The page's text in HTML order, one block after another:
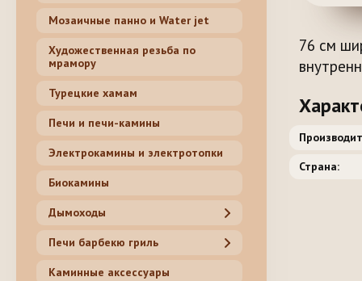
76 см
Страна:
Мозаичные панно и Water jet
Художественная резьба по
мрамору
Турецкие хамам
Печи и печи-камины
Электрокамины и электротопки
Биокамины
Дымоходы
Печи барбекю гриль
Каминные аксессуары